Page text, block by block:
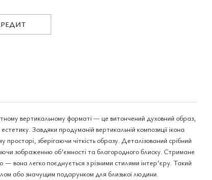
вертикальному форматі — це витончений духовний образ,
Завдяки продуманій вертикальній композиції ікона
просторі, зберігаючи чіткість образу. Деталізований срібний
зображенню об’ємності та благородного блиску. Стримане
— вона легко поєднується з різними стилями інтер’єру. Такий
або значущим подарунком для близької людини.